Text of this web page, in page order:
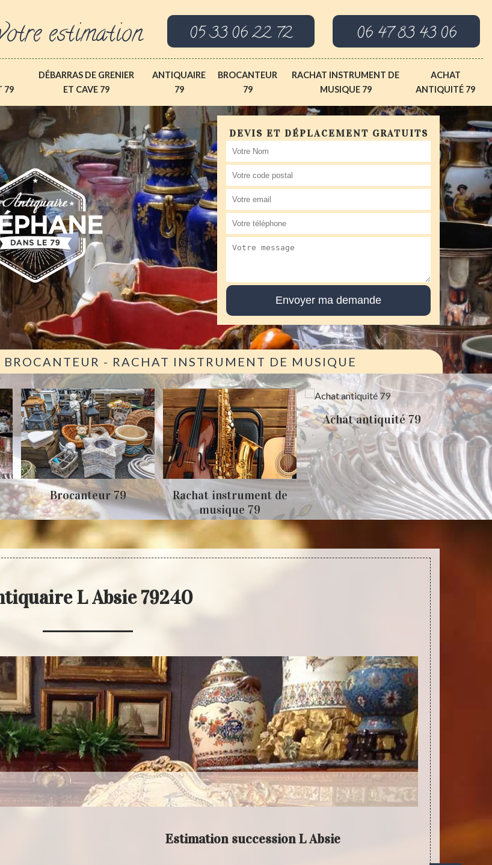
estimation 05 33 06 22 72 06 47 83 43 06
79
DÉBARRAS DE GRENIER
ET CAVE 79
ANTIQUAIRE
79
BROCANTEUR
79
RACHAT INSTRUMENT DE
MUSIQUE 79
ACHAT
ANTIQUITÉ 79
DEVIS ET DÉPLACEMENT GRATUITS
- RACHAT INSTRUMENT DE MUSIQUE
Brocanteur 79
Rachat instrument de
musique 79
Achat antiquité 79
L Absie 79240
Estimation succession L Absie